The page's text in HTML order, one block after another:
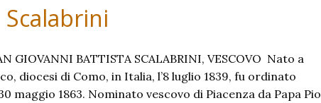
GIOVANNI BATTISTA SCALABRINI, VESCOVO Nato a
diocesi di Como, in Italia, l’8 luglio 1839, fu ordinato
maggio 1863. Nominato vescovo di Piacenza da Papa Pio